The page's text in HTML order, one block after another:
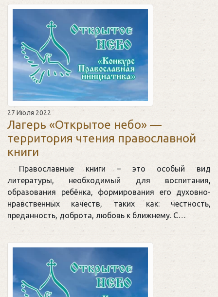
27 Июля 2022
Лагерь «Открытое небо» —
территория чтения православной
книги
Православные книги – это особый вид
литературы, необходимый для воспитания,
образования ребёнка, формирования его духовно-
нравственных качеств, таких как: честность,
преданность, доброта, любовь к ближнему. С…